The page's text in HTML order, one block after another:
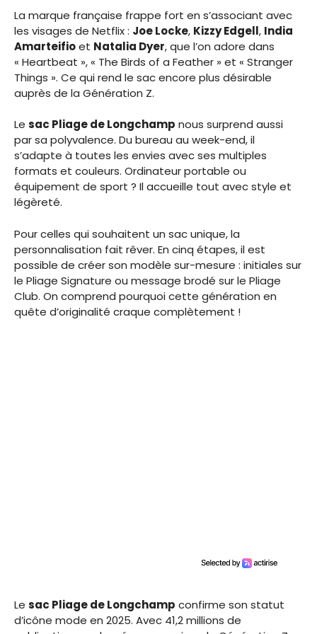
La marque française frappe fort en s’associant avec
les visages de Netflix : Joe Locke, Kizzy Edgell, India
Amarteifioet Natalia Dyer, que l’on adore dans
« Heartbeat », « The Birds of a Feather » et « Stranger
Things ». Ce qui rend le sac encore plus désirable
auprès de la Génération Z.
Le sac Pliage de Longchamp nous surprend aussi
par sa polyvalence. Du bureau au week-end, il
s’adapte à toutes les envies avec ses multiples
formats et couleurs. Ordinateur portable ou
équipement de sport ? Il accueille tout avec style et
légèreté.
Pour celles qui souhaitent un sac unique, la
personnalisation fait rêver. En cinq étapes, il est
possible de créer son modèle sur-mesure : initiales sur
le Pliage Signature ou message brodé sur le Pliage
Club. On comprend pourquoi cette génération en
quête d’originalité craque complètement !
Le sac Pliage de Longchamp confirme son statut
d’icône mode en 2025. Avec 41,2 millions de